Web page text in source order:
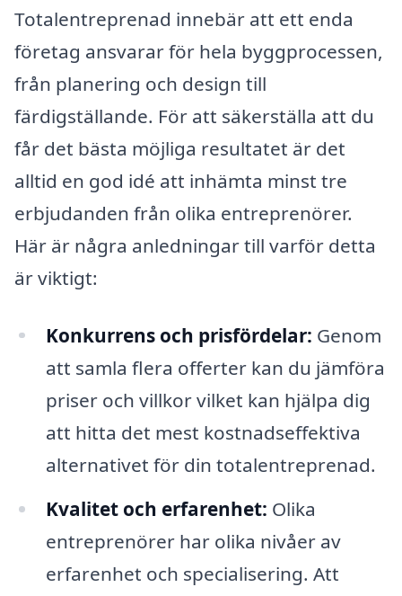
Totalentreprenad innebär att ett enda
företag ansvarar för hela byggprocessen,
från planering och design till
färdigställande. För att säkerställa att du
får det bästa möjliga resultatet är det
alltid en god idé att inhämta minst tre
erbjudanden från olika entreprenörer.
Här är några anledningar till varför detta
är viktigt:
Konkurrens och prisfördelar: Genom
att samla flera offerter kan du jämföra
priser och villkor vilket kan hjälpa dig
att hitta det mest kostnadseffektiva
alternativet för din totalentreprenad.
Kvalitet och erfarenhet: Olika
entreprenörer har olika nivåer av
erfarenhet och specialisering. Att